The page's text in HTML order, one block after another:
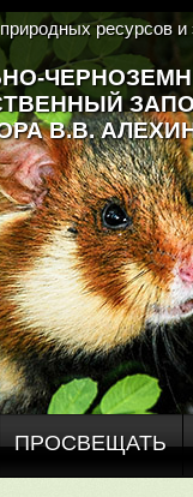
ресурсов и
В.В.
ПРОСВЕЩАТЬ